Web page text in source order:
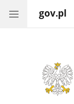
gov.pl